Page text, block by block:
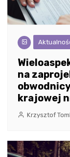
na
krajowej
Krzysztof